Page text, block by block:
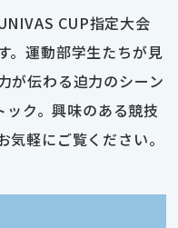
CUP指定大会
。運動部学生たちが見
が伝わる迫力のシーン
ク。興味のある競技
軽にご覧ください。